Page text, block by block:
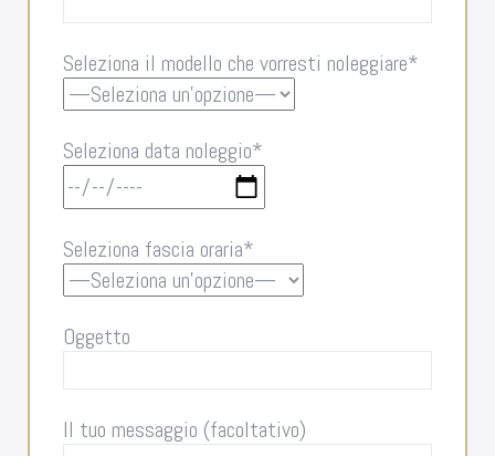
Seleziona il modello che vorresti noleggiare*
Seleziona data noleggio*
Seleziona fascia oraria*
Oggetto
Il tuo messaggio (facoltativo)